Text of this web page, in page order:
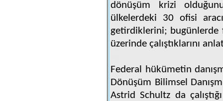
dönüşüm krizi
ülkelerdeki 30 ofisi
getirdiklerini; bugünlerde
üzerinde çalıştıklarını
Federal hükümetin
Dönüşüm Bilimsel
Astrid Schultz da